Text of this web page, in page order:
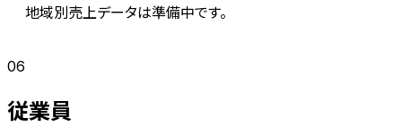
地域別売上データは準備中です。
06
従業員